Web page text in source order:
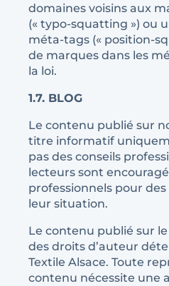
domaines voisins aux
(« typo-squatting ») ou
méta-tags (« position-
de marques dans les
la loi.
1.7. BLOG
Le contenu publié sur
titre informatif
pas des conseils
lecteurs sont
professionnels pour
leur situation.
Le contenu publié sur
des droits d’auteur
Textile Alsace. Toute
contenu nécessite une